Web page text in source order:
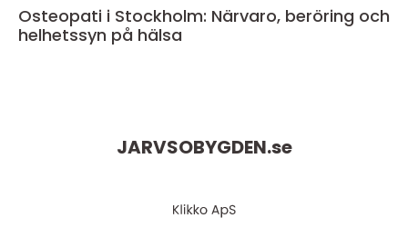
Osteopati i Stockholm: Närvaro, beröring och
helhetssyn på hälsa
JARVSOBYGDEN.se